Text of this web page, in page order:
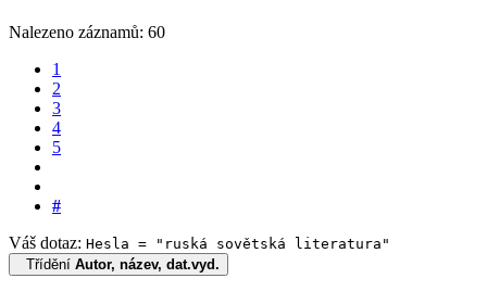
Nalezeno záznamů: 60
1
2
3
4
5
#
Váš dotaz: Hesla = "ruská sovětská literatura"
Třídění Autor, název, dat.vyd.